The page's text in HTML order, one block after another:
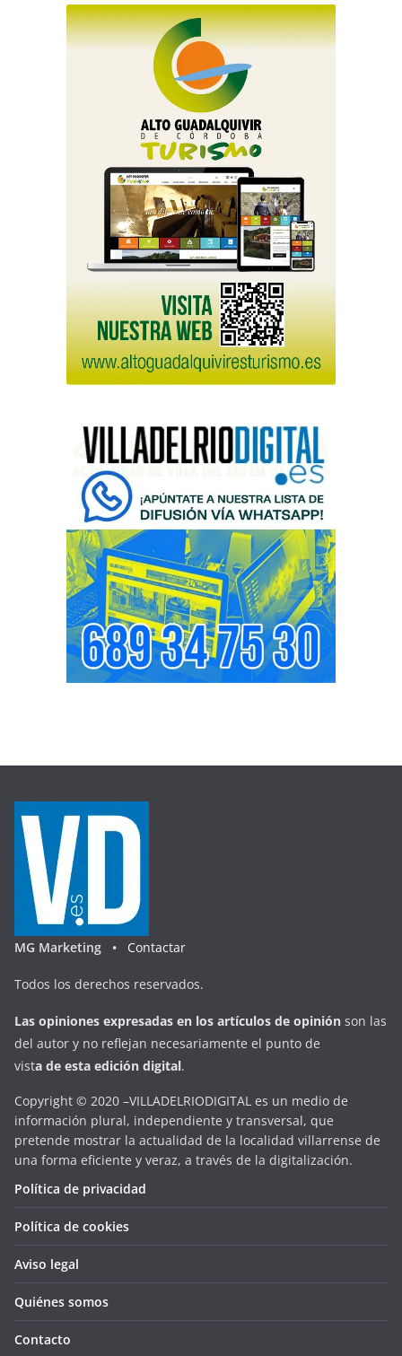
MG Marketing • Contactar
Todos los derechos reservados.
Las opiniones expresadas en los artículos de opinión son las
del autor y no reflejan necesariamente el punto de
vista de esta edición digital.
Copyright © 2020 –VILLADELRIODIGITAL es un medio de
información plural, independiente y transversal, que
pretende mostrar la actualidad de la localidad villarrense de
una forma eficiente y veraz, a través de la digitalización.
Política de privacidad
Política de cookies
Aviso legal
Quiénes somos
Contacto